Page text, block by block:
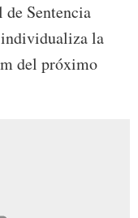
Sentencia
individualiza la
del próximo